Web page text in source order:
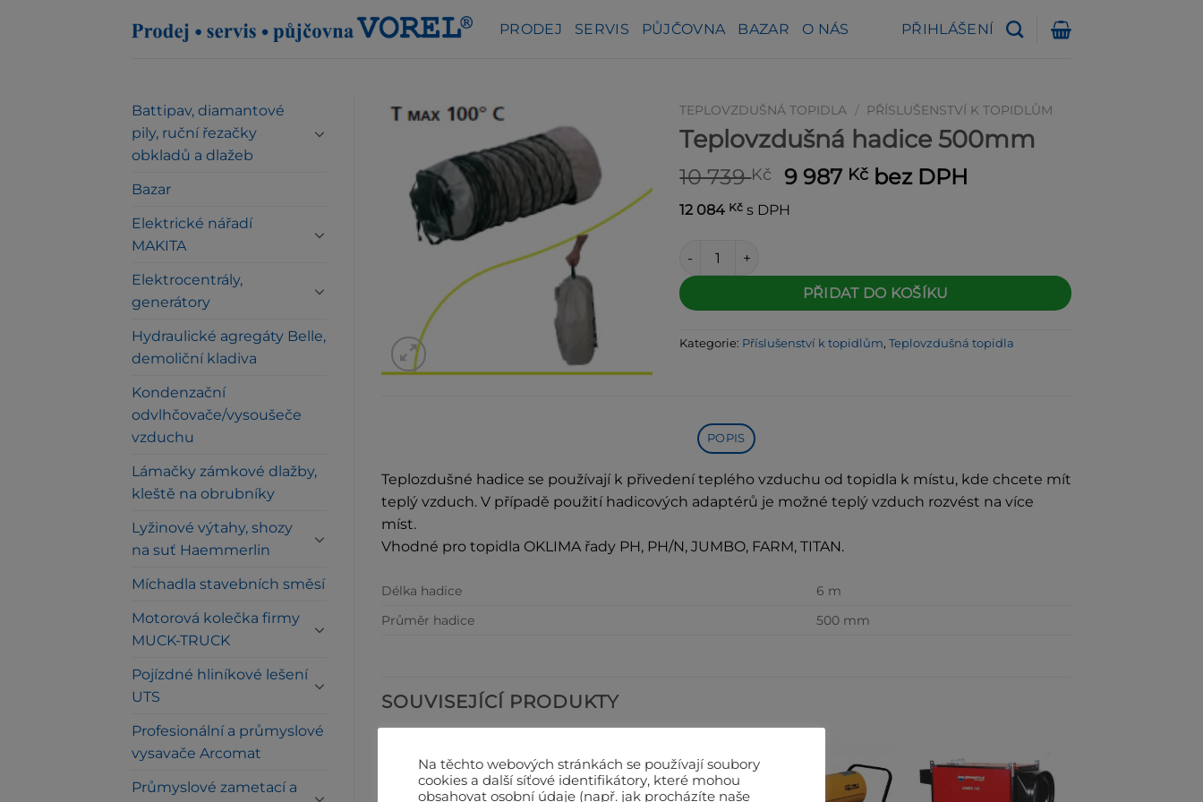
PRODEJ SERVIS PŮJČOVNA BAZAR O NÁS PŘIHLÁŠENÍ
Battipav, diamantové
pily, ruční řezačky
obkladů a dlažeb
Bazar
Elektrické nářadí
MAKITA
Elektrocentrály,
generátory
Hydraulické agregáty Belle,
demoliční kladiva
Kondenzační
odvlhčovače/vysoušeče
vzduchu
Lámačky zámkové dlažby,
kleště na obrubníky
Lyžinové výtahy, shozy
na suť Haemmerlin
Míchadla stavebních směsí
Motorová kolečka firmy
MUCK-TRUCK
Pojízdné hliníkové lešení
UTS
Profesionální a průmyslové
vysavače Arcomat
Průmyslové zametací a
TEPLOVZDUŠNÁ TOPIDLA / PŘÍSLUŠENSTVÍ K TOPIDLŮM
Teplovzdušná hadice 500mm
10 739Kč
Původní
cena
byla:
9 987 KčAktuální
bez DPH
12 084 Kč s DPH
Teplovzdušná hadice 500mm množství
PŘIDAT DO KOŠÍKU
Alternative:
Kategorie: Příslušenství k topidlům,Teplovzdušná topidla
POPIS
Teplozdušné hadice se používají k přivedení teplého vzduchu od topidla k místu, kde chcete mít
teplý vzduch. V případě použití hadicových adaptérů je možné teplý vzduch rozvést na více
míst.
Vhodné pro topidla OKLIMA řady PH, PH/N, JUMBO, FARM, TITAN.
Délka hadice
6 m
Průměr hadice
500 mm
SOUVISEJÍCÍ PRODUKTY
Na těchto webových stránkách se používají soubory
cookies a další síťové identifikátory, které mohou
obsahovat osobní údaje (např. jak procházíte naše